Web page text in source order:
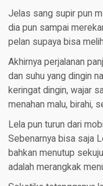
Jelas sang supir pun
dia pun sampai
pelan supaya bisa
Akhirnya perjalanan
dan suhu yang dingin
keringat dingin, wajar
menahan malu, birahi,
Lela pun turun dari
Sebenarnya bisa saja
bahkan menutup
adalah merangkak